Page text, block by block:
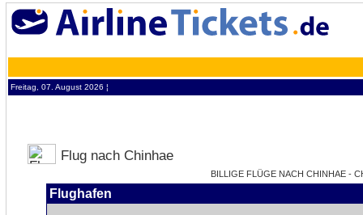
Freitag, 07. August 2026 ¦
Flug nach Chinhae
BILLIGE FLÜGE NACH CHINHAE -
Flughafen